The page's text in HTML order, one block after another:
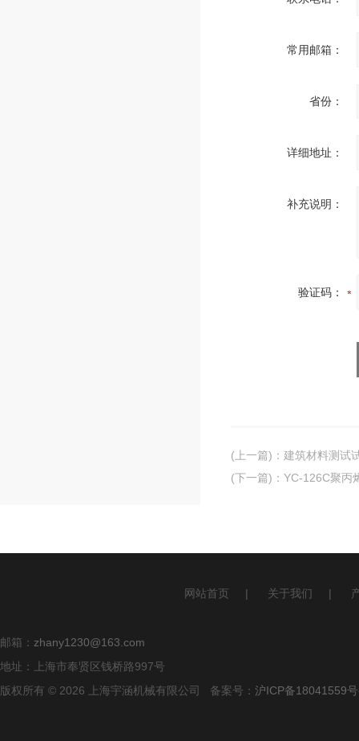
常用邮箱：
省份：
详细地址：
补充说明：
验证码：
(上一篇) ： 建筑材料测试
(下一篇) ： YC-126C聚丙
网站首页 | 关于我们 |
邮箱： zhany1230@163.com
地址：上海市奉贤区钱桥路997号
版权所有 © 2026 上海宇涵机械有限公司 备案号： 沪ICP备18041559